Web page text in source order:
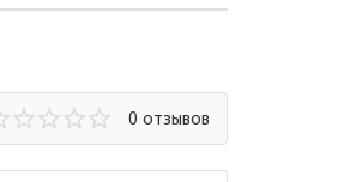
0 отзывов